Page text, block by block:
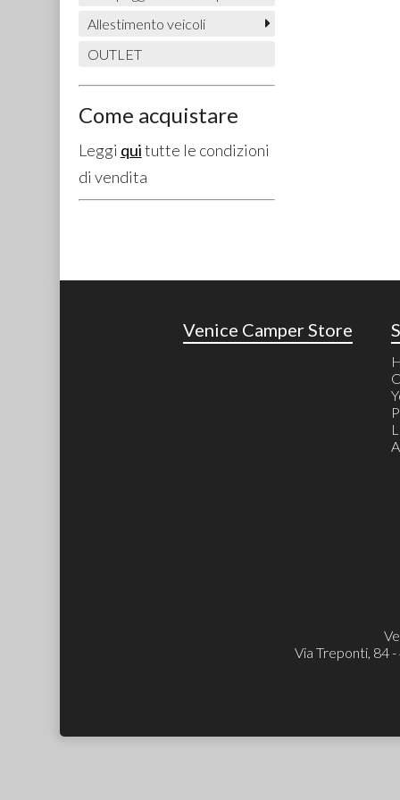
Allestimento veicoli
OUTLET
Come acquistare
Leggi quitutte le condizioni
di vendita
Venice Camper Store
Via Treponti, 84